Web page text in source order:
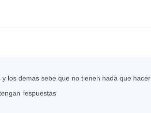
los demas sebe que no tienen nada que hacer
respuestas